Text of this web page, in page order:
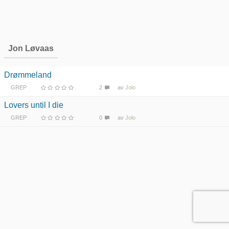
Jon Løvaas
Drømmeland
GREP 2 av Jolo
Lovers until I die
GREP 0 av Jolo